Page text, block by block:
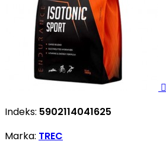

Indeks: 5902114041625
Marka: TREC